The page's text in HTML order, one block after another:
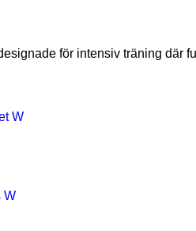
för intensiv träning där